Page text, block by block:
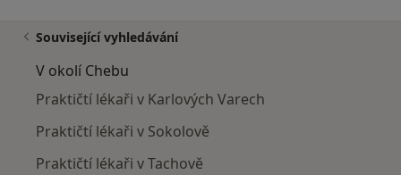
Související vyhledávání
V okolí Chebu
Praktičtí lékaři v Karlových Varech
Praktičtí lékaři v Sokolově
Praktičtí lékaři v Tachově